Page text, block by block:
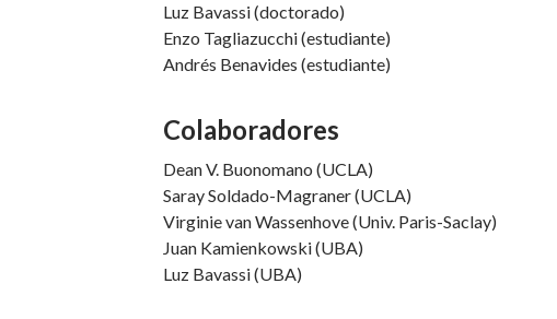
Luz Bavassi (doctorado)
Enzo Tagliazucchi (estudiante)
Andrés Benavides (estudiante)
Colaboradores
Dean V. Buonomano (UCLA)
Saray Soldado-Magraner (UCLA)
Virginie van Wassenhove (Univ. Paris-Saclay)
Juan Kamienkowski (UBA)
Luz Bavassi (UBA)